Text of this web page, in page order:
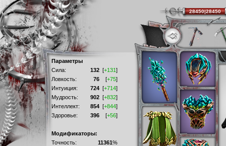
Параметры
Сила:
132 [+131]
Ловкость:
76 [+75]
Интуиция:
724 [+714]
Мудрость:
902 [+832]
Интеллект:
854 [+844]
Здоровье:
396 [+56]
Модификаторы:
Точность:
11361%
28450|28450